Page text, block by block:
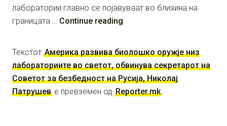
лаборатории главно се појавуваат во близина на
границата … Continue reading
Текстот Америка развива биолошко оружје низ
лабораториите во светот, обвинува секретарот на
Советот за безбедност на Русија, Николај
Патрушев е превземен од Reporter.mk.